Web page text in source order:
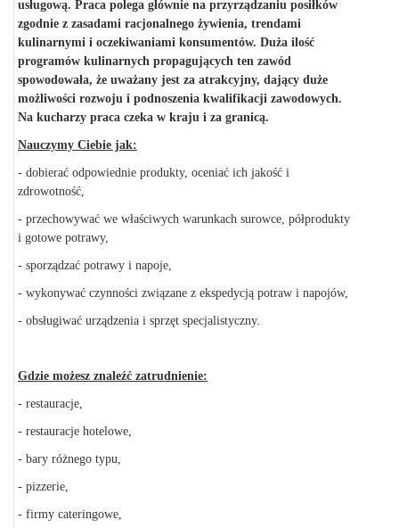
usługową. Praca polega głównie na przyrządzaniu posiłków
zgodnie z zasadami racjonalnego żywienia, trendami
kulinarnymi i oczekiwaniami konsumentów. Duża ilość
programów kulinarnych propagujących ten zawód
spowodowała, że uważany jest za atrakcyjny, dający duże
możliwości rozwoju i podnoszenia kwalifikacji zawodowych.
Na kucharzy praca czeka w kraju i za granicą.
Nauczymy Ciebie jak:
- dobierać odpowiednie produkty, oceniać ich jakość i
zdrowotność,
- przechowywać we właściwych warunkach surowce, półprodukty
i gotowe potrawy,
- sporządzać potrawy i napoje,
- wykonywać czynności związane z ekspedycją potraw i napojów,
- obsługiwać urządzenia i sprzęt specjalistyczny.
Gdzie możesz znaleźć zatrudnienie:
- restauracje,
- restauracje hotelowe,
- bary różnego typu,
- pizzerie,
- firmy cateringowe,